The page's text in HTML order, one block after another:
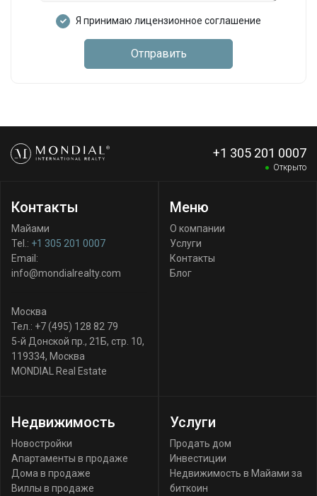
Я принимаю лицензионное соглашение
Отправить
+1 305 201 0007
Открыто
Контакты
Майами
Tel.: +1 305 201 0007
Email:
info@mondialrealty.com
Москва
Тел.: +7 (495) 128 82 79
5-й Донской пр., 21Б, стр. 10,
119334, Москва
MONDIAL Real Estate
Меню
О компании
Услуги
Контакты
Блог
Недвижимость
Новостройки
Апартаменты в продаже
Дома в продаже
Виллы в продаже
Услуги
Продать дом
Инвестиции
Недвижимость в Майами за
биткоин